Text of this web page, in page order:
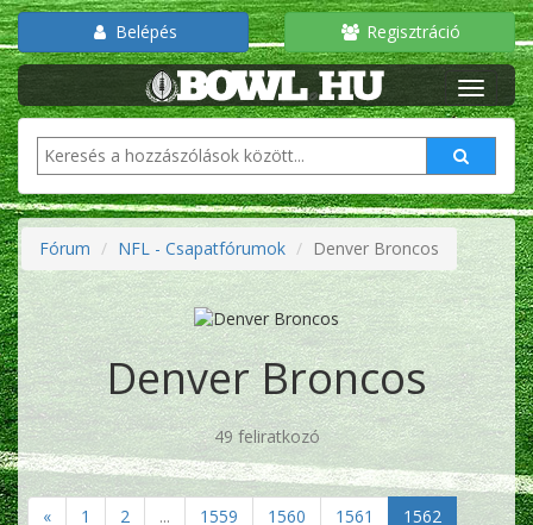
Belépés Regisztráció
Fórum NFL - Csapatfórumok Denver Broncos
Denver Broncos
49 feliratkozó
« 1 2 ... 1559 1560 1561
1562